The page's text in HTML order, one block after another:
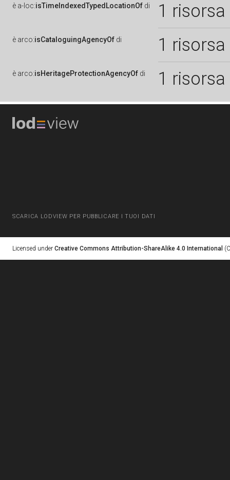
è a-loc:isTimeIndexedTypedLocationOf di 1 risorsa
è arco:isCataloguingAgencyOf di 1 risorsa
è arco:isHeritageProtectionAgencyOf di 1 risorsa
SCARICA LODVIEW PER PUBBLICARE I TUOI DATI
Licensed under Creative Commons Attribution-ShareAlike 4.0 International